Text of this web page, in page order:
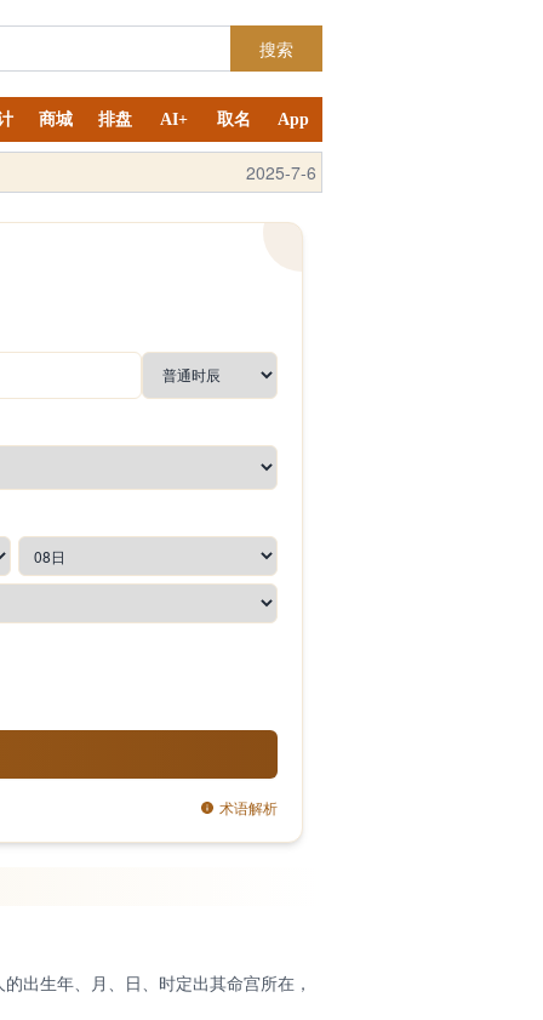
搜索
商城 排盘 AI+ 取名 App
2025-9-4
术语解析
出生年、月、日、时定出其命宫所在，